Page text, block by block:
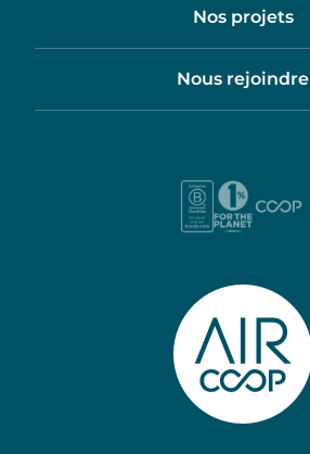
Nos projets
Nous rejoindre